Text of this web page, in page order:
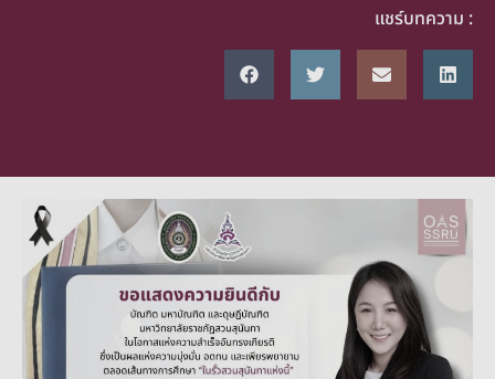
แชร์บทความ :